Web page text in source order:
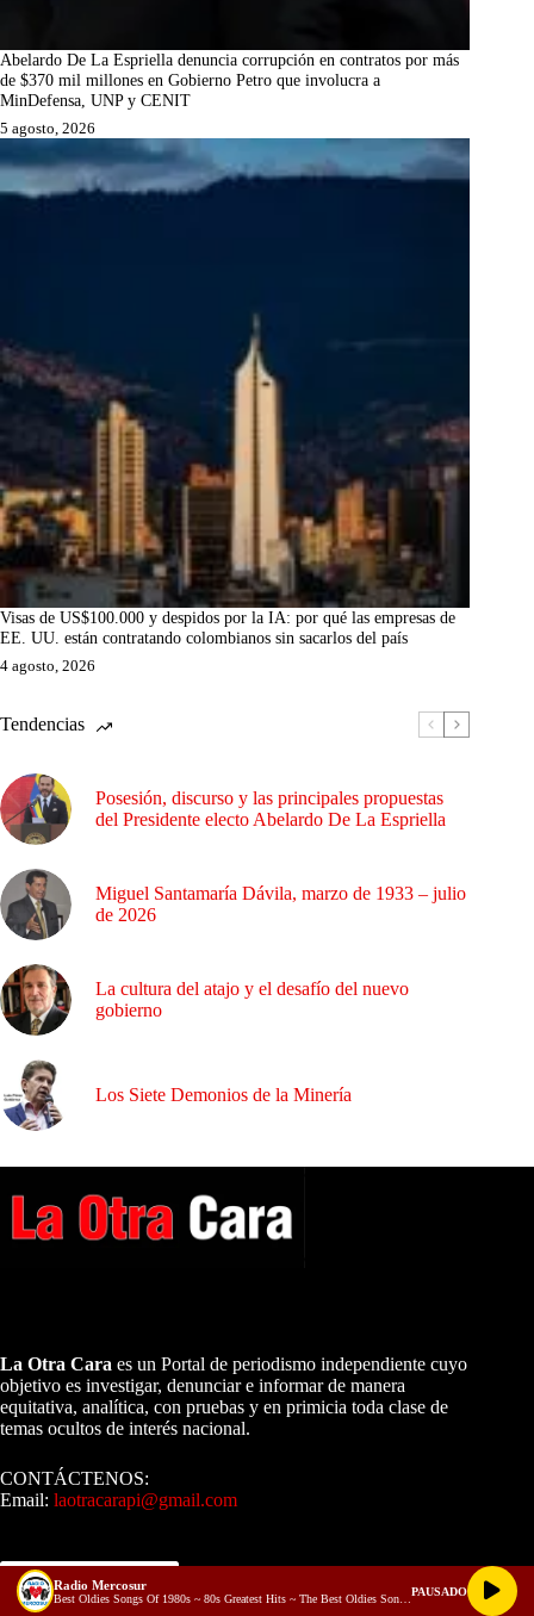
Abelardo De La Espriella denuncia corrupción en contratos por más
de $370 mil millones en Gobierno Petro que involucra a
MinDefensa, UNP y CENIT
5 agosto, 2026
Visas de US$100.000 y despidos por la IA: por qué las empresas de
EE. UU. están contratando colombianos sin sacarlos del país
4 agosto, 2026
Tendencias
Posesión, discurso y las principales propuestas
del Presidente electo Abelardo De La Espriella
Miguel Santamaría Dávila, marzo de 1933 – julio
de 2026
La cultura del atajo y el desafío del nuevo
gobierno
Los Siete Demonios de la Minería
La Otra Cara es un Portal de periodismo independiente cuyo
objetivo es investigar, denunciar e informar de manera
equitativa, analítica, con pruebas y en primicia toda clase de
temas ocultos de interés nacional.
CONTÁCTENOS:
Email: laotracarapi@gmail.com
Radio Mercosur
Best Oldies Songs Of 1980s ~ 80s Greatest Hits ~ The Best Oldies Song Ever (128 kbps)
PAUSADO